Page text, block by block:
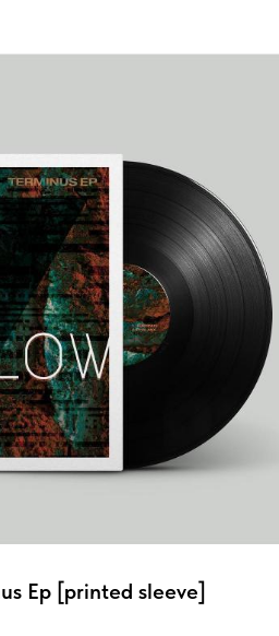
Ep [printed sleeve]